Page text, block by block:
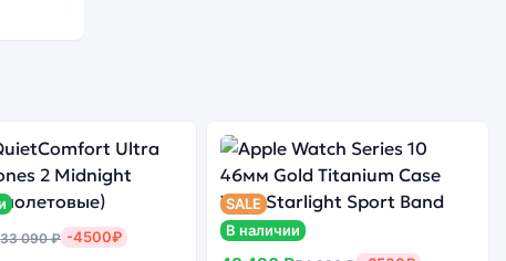
8
13
33 090 ₽ -4500₽
SALE
В наличии